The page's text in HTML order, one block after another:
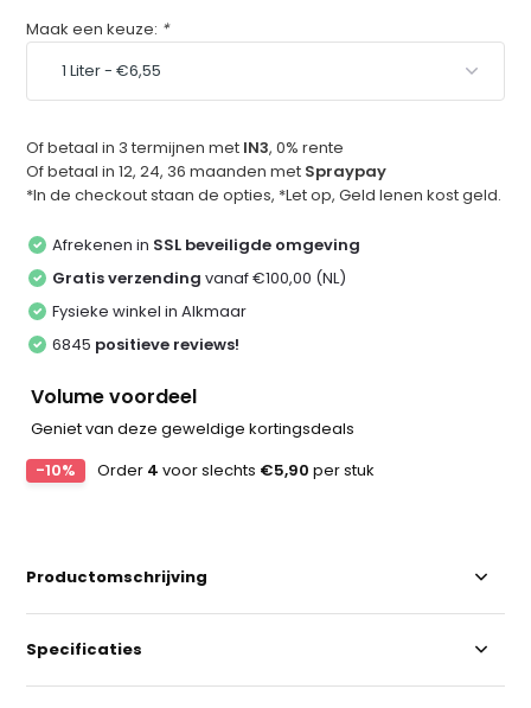
Maak een keuze: *
Of betaal in 3 termijnen met IN3, 0% rente
Of betaal in 12, 24, 36 maanden met Spraypay
*In de checkout staan de opties, *Let op, Geld lenen kost geld.
Afrekenen in SSL beveiligde omgeving
Gratis verzending vanaf €100,00 (NL)
Fysieke winkel in Alkmaar
6845 positieve reviews!
Volume voordeel
Geniet van deze geweldige kortingsdeals
-10%
Order 4 voor slechts €5,90 per stuk
Productomschrijving
Specificaties